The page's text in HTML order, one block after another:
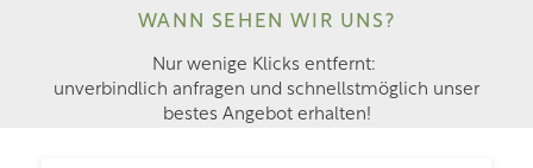
WANN SEHEN WIR UNS?
Nur wenige Klicks entfernt:
unverbindlich anfragen und schnellstmöglich unser
bestes Angebot erhalten!